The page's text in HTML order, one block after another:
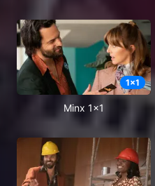
1x1
Minx 1x1